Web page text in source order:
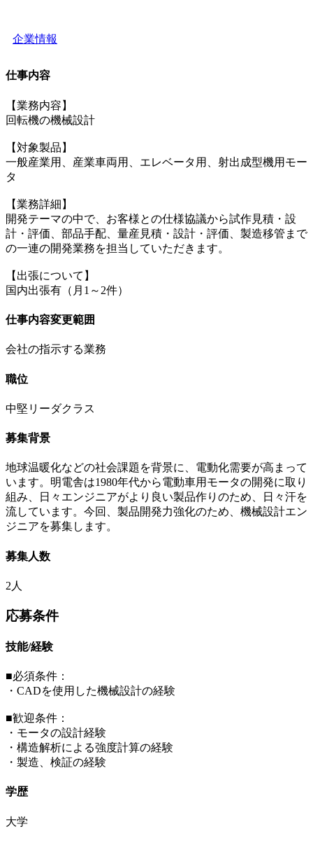
企業情報
仕事内容
【業務内容】
回転機の機械設計
【対象製品】
一般産業用、産業車両用、エレベータ用、射出成型機用モー
タ
【業務詳細】
開発テーマの中で、お客様との仕様協議から試作見積・設
計・評価、部品手配、量産見積・設計・評価、製造移管まで
の一連の開発業務を担当していただきます。
【出張について】
国内出張有（月1～2件）
仕事内容変更範囲
会社の指示する業務
職位
中堅リーダクラス
募集背景
地球温暖化などの社会課題を背景に、電動化需要が高まって
います。明電舎は1980年代から電動車用モータの開発に取り
組み、日々エンジニアがより良い製品作りのため、日々汗を
流しています。今回、製品開発力強化のため、機械設計エン
ジニアを募集します。
募集人数
2人
応募条件
技能/経験
■必須条件：
・CADを使用した機械設計の経験
■歓迎条件：
・モータの設計経験
・構造解析による強度計算の経験
・製造、検証の経験
学歴
大学